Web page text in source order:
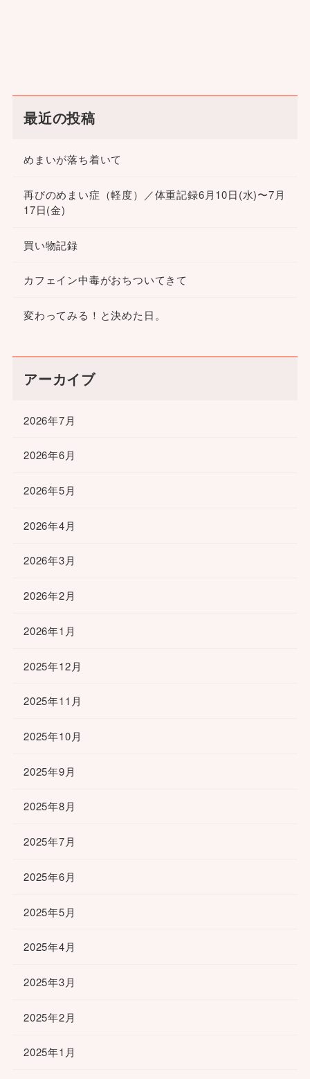
最近の投稿
めまいが落ち着いて
再びのめまい症（軽度）／体重記録6月10日(水)〜7月
17日(金)
買い物記録
カフェイン中毒がおちついてきて
変わってみる！と決めた日。
アーカイブ
2026年7月
2026年6月
2026年5月
2026年4月
2026年3月
2026年2月
2026年1月
2025年12月
2025年11月
2025年10月
2025年9月
2025年8月
2025年7月
2025年6月
2025年5月
2025年4月
2025年3月
2025年2月
2025年1月